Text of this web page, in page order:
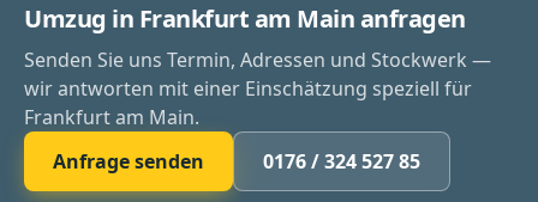
Umzug in Frankfurt am Main anfragen
Senden Sie uns Termin, Adressen und Stockwerk —
wir antworten mit einer Einschätzung speziell für
Frankfurt am Main.
Anfrage senden
0176 / 324 527 85